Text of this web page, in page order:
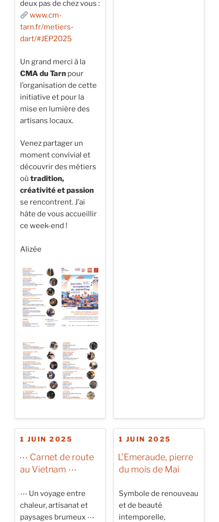
deux pas de chez vous :
www.cm-
tarn.fr/metiers-
dart/#JEP2025
Un grand merci à la
CMA du Tarn pour
l’organisation de cette
initiative et pour la
mise en lumière des
artisans locaux.
Venez partager un
moment convivial et
découvrir des métiers
où tradition,
créativité et passion
se rencontrent. J’ai
hâte de vous accueillir
ce week-end !
Alizée
PUBLIÉ
1 JUIN 2025
⋯ Carnet de route
au Vietnam ⋯
⋯ Un voyage entre
chaleur, artisanat et
paysages brumeux ⋯
PUBLIÉ
1 JUIN 2025
L’Emeraude, pierre
du mois de Mai
Symbole de renouveau
et de beauté
intemporelle,